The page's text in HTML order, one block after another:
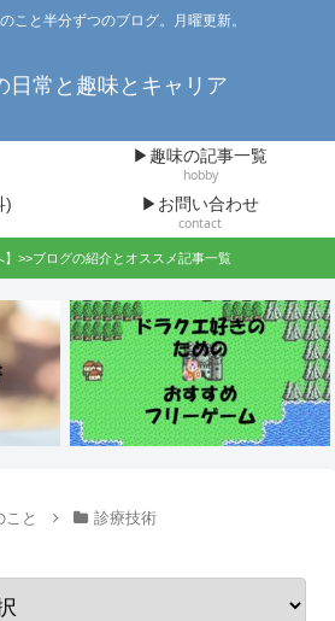
こと半分ずつのブログ。月曜更新。
日常と趣味とキャリア
▶趣味の記事一覧
hobby
) ▶お問い合わせ
contact
】>>ブログの紹介とオススメ記事一覧
こと 診療技術